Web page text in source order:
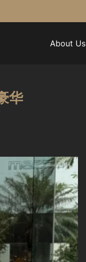
About Us
华